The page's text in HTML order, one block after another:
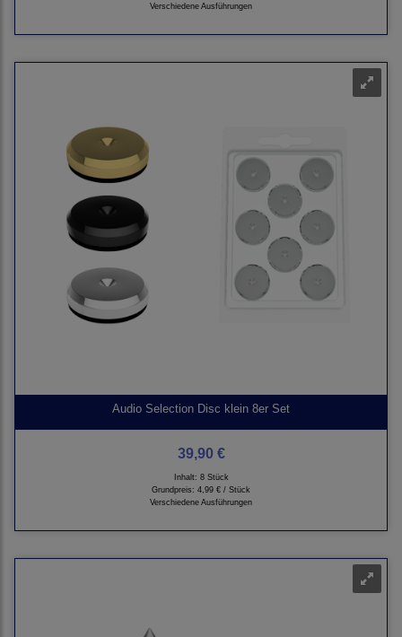
Verschiedene Ausführungen
Audio Selection Disc klein 8er Set
39,90 €
Inhalt: 8 Stück
Grundpreis: 4,99 € / Stück
Verschiedene Ausführungen